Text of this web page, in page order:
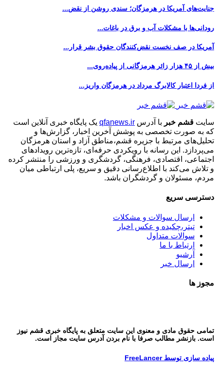
جنایت‌های آمریکا در هرمزگان؛ سندی روشن از نقض...
رودانی‌ها با مشکلات آب و برق در باغات...
آمریکا در صف نخست نقض‌کنندگان حقوق بشر قرار...
بیش از ۴۵ هزار زائر هرمزگانی از پیاده‌روی...
از فردا اعتبار کالابرگ مرداد در هرمزگان واریز...
سایت قشم خبر با آدرس qfanews.ir یک پایگاه خبری آنلاین است
که به صورت تخصصی به پوشش آخرین اخبار، گزارش‌ها و
تحلیل‌های مرتبط با جزیره قشم،مناطق آزاد و استان هرمزگان
می‌پردازد. این رسانه با رویکردی حرفه‌ای، تازه‌ترین رویدادهای
اجتماعی، اقتصادی، فرهنگی، گردشگری و ورزشی را منتشر کرده
و تلاش می‌کند با اطلاع‌رسانی دقیق و سریع، پلی ارتباطی میان
مردم، مسئولان و گردشگران باشد.
دسترسی سریع
ارسال سوالات و مشکلات
تیتر،چکیده و عکس اخبار
سوالات متداول
ارتباط با ما
آرشیو
ارسال خبر
مجوز ها
تمامی حقوق مادی و معنوی این سایت متعلق به پایگاه خبری قشم نیوز
است. بازنشر مطالب صرفا با نام بردن آدرس سایت مجاز است.
پیاده سازی توسط FreeLancer